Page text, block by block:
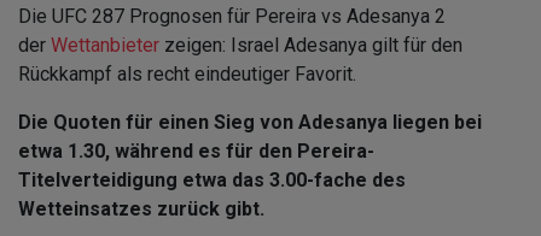
Die UFC 287 Prognosen für Pereira vs Adesanya 2
der Wettanbieter zeigen: Israel Adesanya gilt für den
Rückkampf als recht eindeutiger Favorit.
Die Quoten für einen Sieg von Adesanya liegen bei
etwa 1.30, während es für den Pereira-
Titelverteidigung etwa das 3.00-fache des
Wetteinsatzes zurück gibt.